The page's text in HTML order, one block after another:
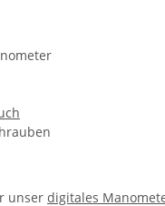
unser digitales